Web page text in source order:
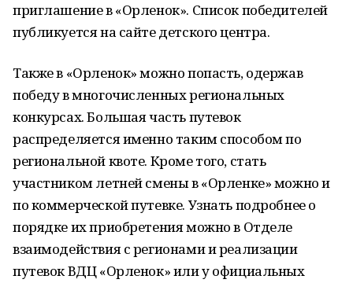
приглашение в «Орленок». Список победителей
публикуется на сайте детского центра.
Также в «Орленок» можно попасть, одержав
победу в многочисленных региональных
конкурсах. Большая часть путевок
распределяется именно таким способом по
региональной квоте. Кроме того, стать
участником летней смены в «Орленке» можно и
по коммерческой путевке. Узнать подробнее о
порядке их приобретения можно в Отделе
взаимодействия с регионами и реализации
путевок ВДЦ «Орленок» или у официальных